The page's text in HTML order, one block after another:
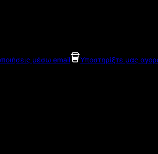
μέσω email
Υποστηρίξτε μας